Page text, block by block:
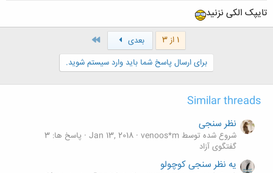
تایپک الکی نزنید
1 از 3 بعدی
برای ارسال پاسخ شما باید وارد سیستم شوید.
Similar threads
نظر سنجی
شروع شده توسط venoos*m Jan 13, 2018 پاسخ ها: 3
گفتگوی آزاد
یه نظر سنجی کوچولو